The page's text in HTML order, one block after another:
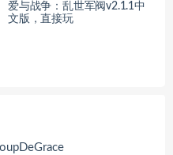
爱与战争：乱世军阀v2.1.1中
文版，直接玩